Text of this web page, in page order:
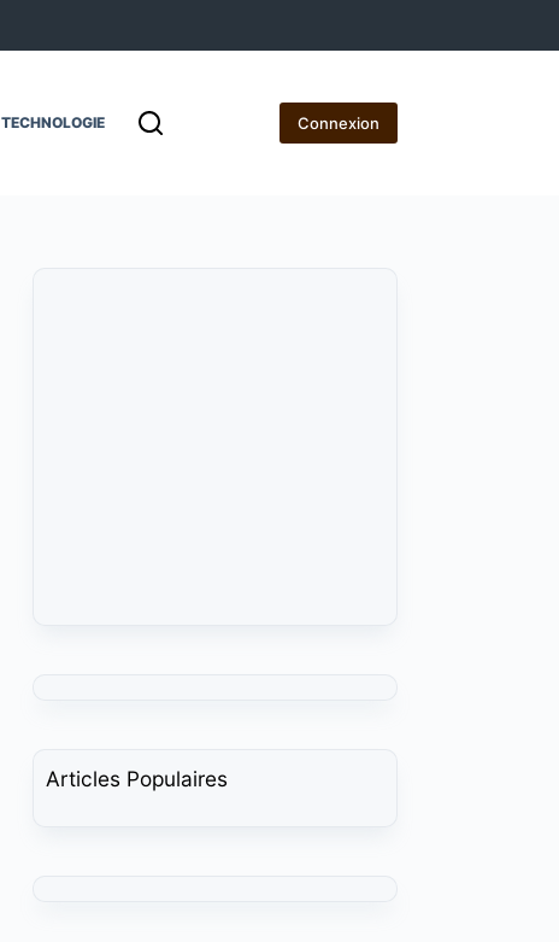
TECHNOLOGIE Connexion
Articles Populaires